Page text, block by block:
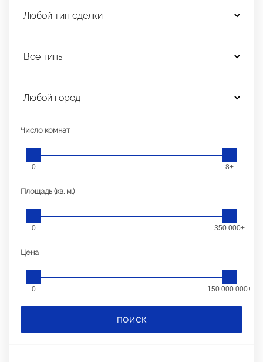
Число комнат
0 8+
Площадь (кв. м.)
0 350 000+
Цена
0 150 000 000+
ПОИСК